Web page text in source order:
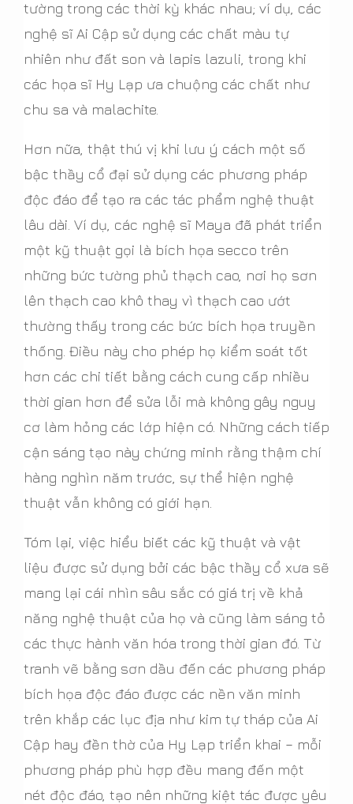
tường trong các thời kỳ khác nhau; ví dụ, các
nghệ sĩ Ai Cập sử dụng các chất màu tự
nhiên như đất son và lapis lazuli, trong khi
các họa sĩ Hy Lạp ưa chuộng các chất như
chu sa và malachite.
Hơn nữa, thật thú vị khi lưu ý cách một số
bậc thầy cổ đại sử dụng các phương pháp
độc đáo để tạo ra các tác phẩm nghệ thuật
lâu dài. Ví dụ, các nghệ sĩ Maya đã phát triển
một kỹ thuật gọi là bích họa secco trên
những bức tường phủ thạch cao, nơi họ sơn
lên thạch cao khô thay vì thạch cao ướt
thường thấy trong các bức bích họa truyền
thống. Điều này cho phép họ kiểm soát tốt
hơn các chi tiết bằng cách cung cấp nhiều
thời gian hơn để sửa lỗi mà không gây nguy
cơ làm hỏng các lớp hiện có. Những cách tiếp
cận sáng tạo này chứng minh rằng thậm chí
hàng nghìn năm trước, sự thể hiện nghệ
thuật vẫn không có giới hạn.
Tóm lại, việc hiểu biết các kỹ thuật và vật
liệu được sử dụng bởi các bậc thầy cổ xưa sẽ
mang lại cái nhìn sâu sắc có giá trị về khả
năng nghệ thuật của họ và cũng làm sáng tỏ
các thực hành văn hóa trong thời gian đó. Từ
tranh vẽ bằng sơn dầu đến các phương pháp
bích họa độc đáo được các nền văn minh
trên khắp các lục địa như kim tự tháp của Ai
Cập hay đền thờ của Hy Lạp triển khai – mỗi
phương pháp phù hợp đều mang đến một
nét độc đáo, tạo nên những kiệt tác được yêu